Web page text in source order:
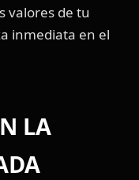
valores de tu
inmediata en el
LA